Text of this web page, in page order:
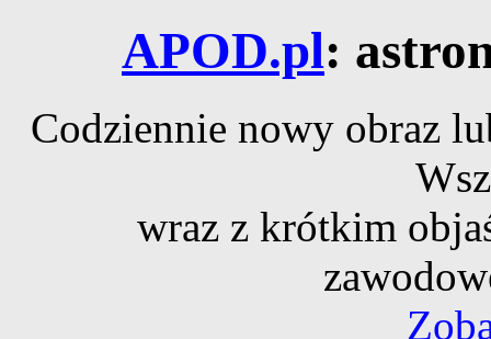
APOD.pl:
Codziennie nowy obraz
wraz z krótkim